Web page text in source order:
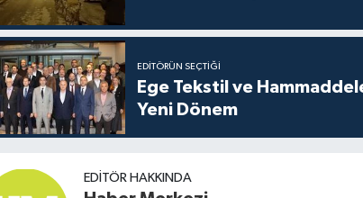
EDITÖRÜN SEÇTIĞI
Ege Tekstil ve
Yeni Dönem
EDITÖR HAKKINDA